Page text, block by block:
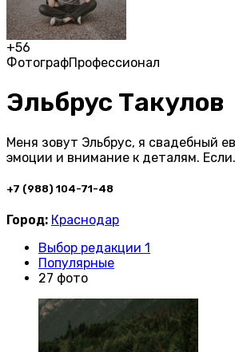
+56
ФотографПрофессионал
Эльбрус Такулов
Меня зовут Эльбрус, я свадебный
эмоции и внимание к деталям. Если
+7 (988) 104-71-48
Город: Краснодар
Выбор редакции 1
Популярные
27 фото